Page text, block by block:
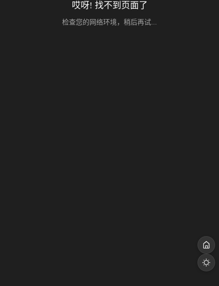
哎呀! 找不到页面了
检查您的网络环境，稍后再试...